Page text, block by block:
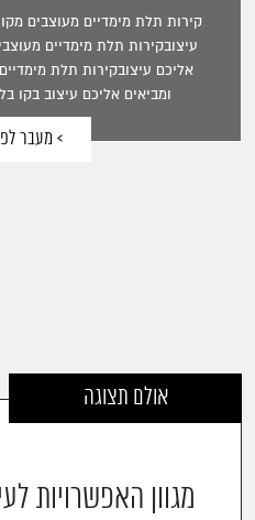
קירות תלת מימדיים מעוצבים
עיצובקירות תלת מימדיים
אליכם עיצובקירות תלת
ומביאים אליכם עיצוב בקו
> מעבר
אולם תצוגה
מגוון האפשרויות